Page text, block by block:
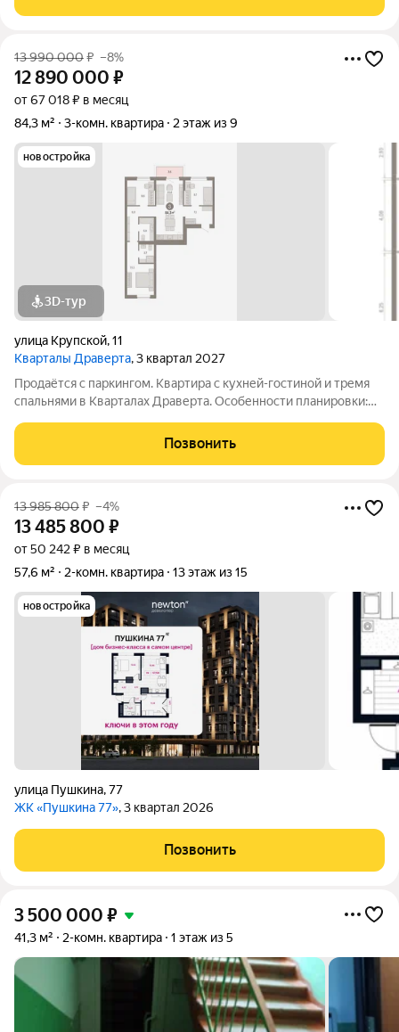
кроме стиральной машины и
13 990 000₽ –8%
12 890 000 ₽
от 67 018 ₽ в месяц
84,3 м²
3-комн. квартира 2 этаж из 9
новостройка
3D-тур
улица Крупской,11
Кварталы Драверта, 3 квартал 2027
Продаётся с паркингом. Квартира с кухней-гостиной и тремя
спальнями в Кварталах Драверта. Особенности планировки:
стороны, предчистовая отделка, разнесённые спальни. №
квартиры в нашей
Позвонить
13 985 800₽ –4%
13 485 800 ₽
от 50 242 ₽ в месяц
57,6 м²
2-комн. квартира 13 этаж из 15
новостройка
улица Пушкина,77
ЖК «Пушкина 77», 3 квартал 2026
Позвонить
3 500 000 ₽
41,3 м² 2-комн. квартира 1 этаж из 5